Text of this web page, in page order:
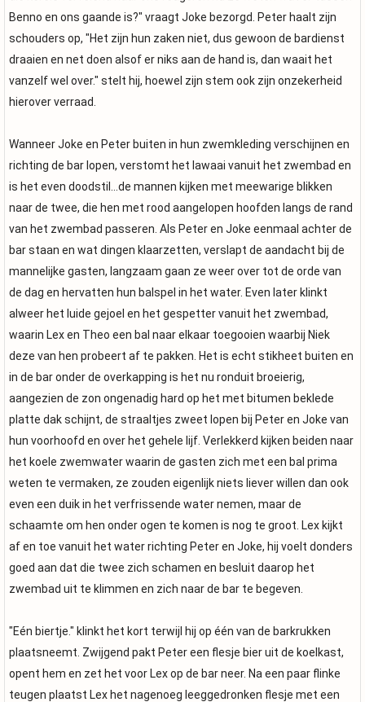
Benno en ons gaande is?" vraagt Joke bezorgd. Peter haalt zijn
schouders op, "Het zijn hun zaken niet, dus gewoon de bardienst
draaien en net doen alsof er niks aan de hand is, dan waait het
vanzelf wel over." stelt hij, hoewel zijn stem ook zijn onzekerheid
hierover verraad.
Wanneer Joke en Peter buiten in hun zwemkleding verschijnen en
richting de bar lopen, verstomt het lawaai vanuit het zwembad en
is het even doodstil...de mannen kijken met meewarige blikken
naar de twee, die hen met rood aangelopen hoofden langs de rand
van het zwembad passeren. Als Peter en Joke eenmaal achter de
bar staan en wat dingen klaarzetten, verslapt de aandacht bij de
mannelijke gasten, langzaam gaan ze weer over tot de orde van
de dag en hervatten hun balspel in het water. Even later klinkt
alweer het luide gejoel en het gespetter vanuit het zwembad,
waarin Lex en Theo een bal naar elkaar toegooien waarbij Niek
deze van hen probeert af te pakken. Het is echt stikheet buiten en
in de bar onder de overkapping is het nu ronduit broeierig,
aangezien de zon ongenadig hard op het met bitumen beklede
platte dak schijnt, de straaltjes zweet lopen bij Peter en Joke van
hun voorhoofd en over het gehele lijf. Verlekkerd kijken beiden naar
het koele zwemwater waarin de gasten zich met een bal prima
weten te vermaken, ze zouden eigenlijk niets liever willen dan ook
even een duik in het verfrissende water nemen, maar de
schaamte om hen onder ogen te komen is nog te groot. Lex kijkt
af en toe vanuit het water richting Peter en Joke, hij voelt donders
goed aan dat die twee zich schamen en besluit daarop het
zwembad uit te klimmen en zich naar de bar te begeven.
"Eén biertje." klinkt het kort terwijl hij op één van de barkrukken
plaatsneemt. Zwijgend pakt Peter een flesje bier uit de koelkast,
opent hem en zet het voor Lex op de bar neer. Na een paar flinke
teugen plaatst Lex het nagenoeg leeggedronken flesje met een